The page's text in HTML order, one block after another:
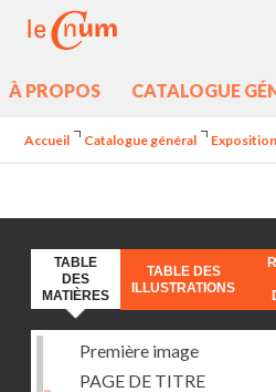
À PROPOS CATALOGUE
Accueil Catalogue général
TABLE
DES
MATIÈRES
TABLE DES
ILLUSTRATIONS
Première image
PAGE DE TITRE